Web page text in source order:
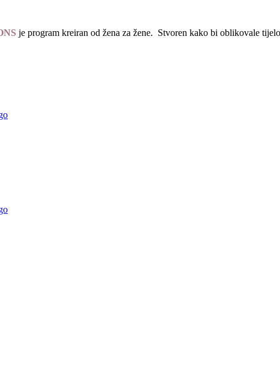
je program kreiran od žena za žene. Stvoren kako bi oblikovale